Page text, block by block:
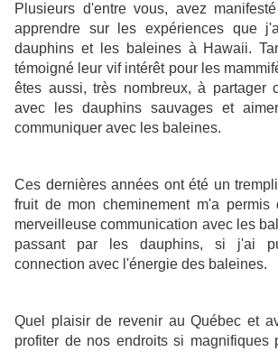
Plusieurs d'entre vous, avez
apprendre sur les expériences que
dauphins et les baleines à Hawaii.
témoigné leur vif intérêt pour les
êtes aussi, très nombreux, à partager
avec les dauphins sauvages et
communiquer avec les baleines.
Ces dernières années ont été un
fruit de mon cheminement m'a permis
merveilleuse communication avec les
passant par les dauphins, si j'ai
connection avec l'énergie des baleines.
Quel plaisir de revenir au Québec et
profiter de nos endroits si magnifiques